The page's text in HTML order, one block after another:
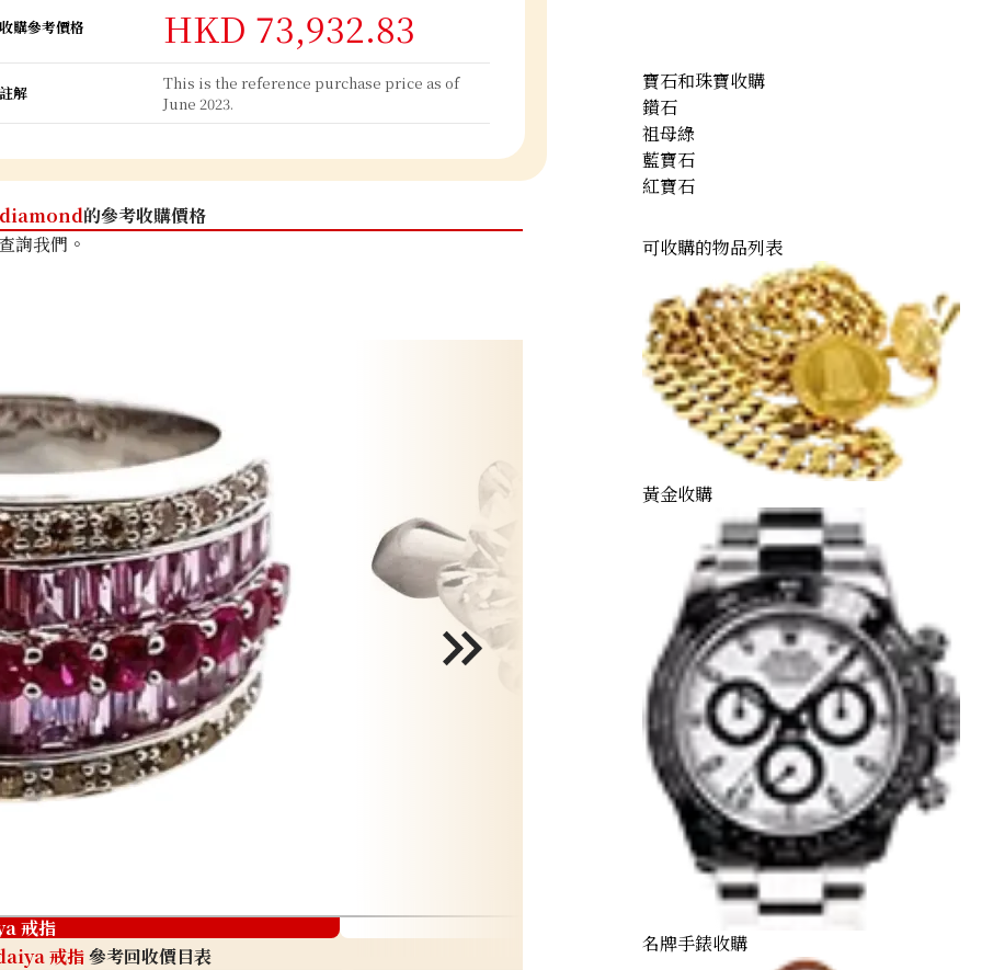
收購參考價格 HKD 73,932.83
註解
This is the reference purchase price as of
June 2023.
diamond的參考收購價格
詢我們。
戒指
戒指參考回收價目表
寶石和珠寶收購
鑽石
祖母綠
藍寶石
紅寶石
可收購的物品列表
黃金收購
名牌手錶收購